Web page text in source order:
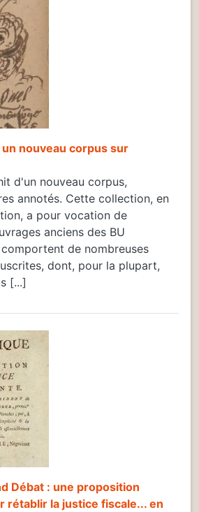
nouveau corpus sur
d'un nouveau corpus,
annotés. Cette collection, en
a pour vocation de
anciens des BU
de nombreuses
dont, pour la plupart,
[...]
Débat : une proposition
rétablir la justice fiscale... en